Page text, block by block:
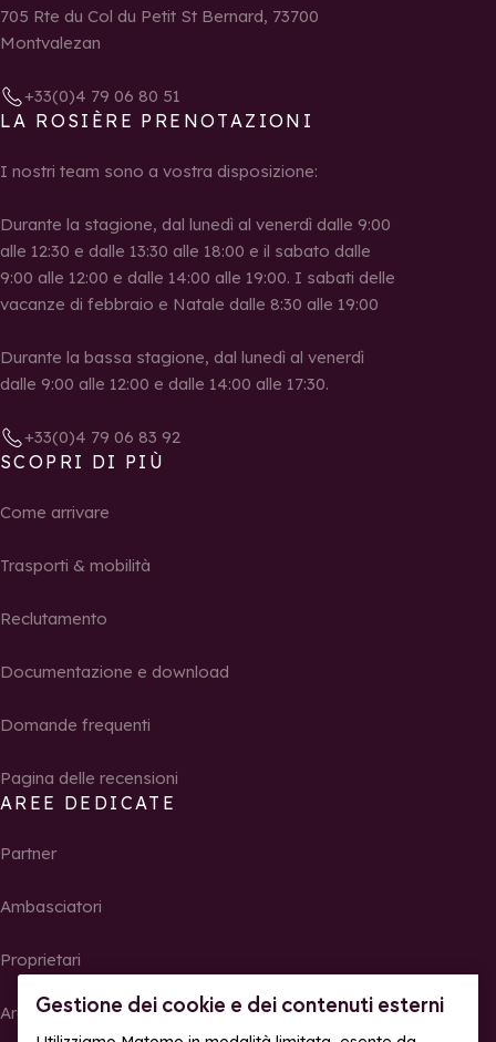
Gestione dei cookie e dei contenuti esterni
705 Rte du Col du Petit St Bernard, 73700
Montvalezan
+33(0)4 79 06 80 51
LA ROSIÈRE PRENOTAZIONI
I nostri team sono a vostra disposizione:
Durante la stagione, dal lunedì al venerdì dalle 9:00
alle 12:30 e dalle 13:30 alle 18:00 e il sabato dalle
9:00 alle 12:00 e dalle 14:00 alle 19:00. I sabati delle
vacanze di febbraio e Natale dalle 8:30 alle 19:00
Durante la bassa stagione, dal lunedì al venerdì
dalle 9:00 alle 12:00 e dalle 14:00 alle 17:30.
+33(0)4 79 06 83 92
SCOPRI DI PIÙ
Come arrivare
Trasporti & mobilità
Reclutamento
Documentazione e download
Domande frequenti
Pagina delle recensioni
AREE DEDICATE
Partner
Ambasciatori
Proprietari
Area Stampa